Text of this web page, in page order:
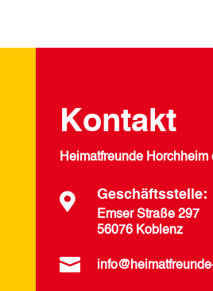
Kontakt
Heimatfreunde Horchheim
 Geschäftsstelle:
Emser Straße 297
56076 Koblenz
